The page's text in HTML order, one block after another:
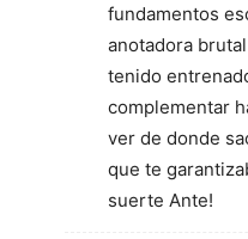
fundamentos
anotadora
tenido
complementar
ver de donde
que te
suerte Ante!